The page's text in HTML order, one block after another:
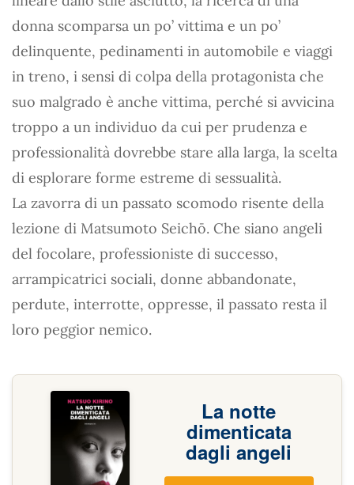
donna scomparsa un po’ vittima e un po’
delinquente, pedinamenti in automobile e viaggi
in treno, i sensi di colpa della protagonista che
suo malgrado è anche vittima, perché si avvicina
troppo a un individuo da cui per prudenza e
professionalità dovrebbe stare alla larga, la scelta
di esplorare forme estreme di sessualità.
La zavorra di un passato scomodo risente della
lezione di Matsumoto Seichō. Che siano angeli
del focolare, professioniste di successo,
arrampicatrici sociali, donne abbandonate,
perdute, interrotte, oppresse, il passato resta il
loro peggior nemico.
La notte
dimenticata
dagli angeli